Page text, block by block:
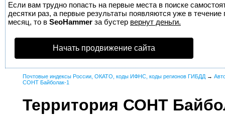
Если вам трудно попасть на первые места в поиске
десятки раз, а первые результаты появляются уже в
месяц, то в SeoHammer за бустер вернут деньги.
Начать продвижение сайта
Почтовые индексы России, ОКАТО, коды ИФНС, коды регионов ГИБДД →
СОНТ Байболак-1
Территория СОНТ